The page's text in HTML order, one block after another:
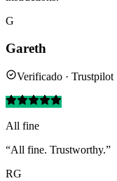
G
Gareth
Verificado · Trustpilot
All fine
“All fine. Trustworthy.”
RG